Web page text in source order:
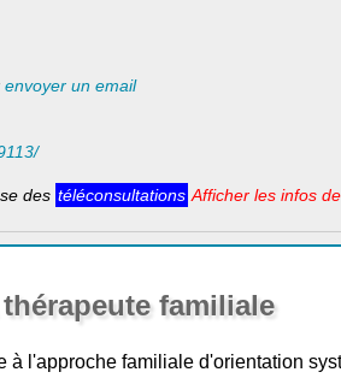
envoyer un email
des téléconsultations Afficher les infos
familiale
à l'approche familiale d'orientation